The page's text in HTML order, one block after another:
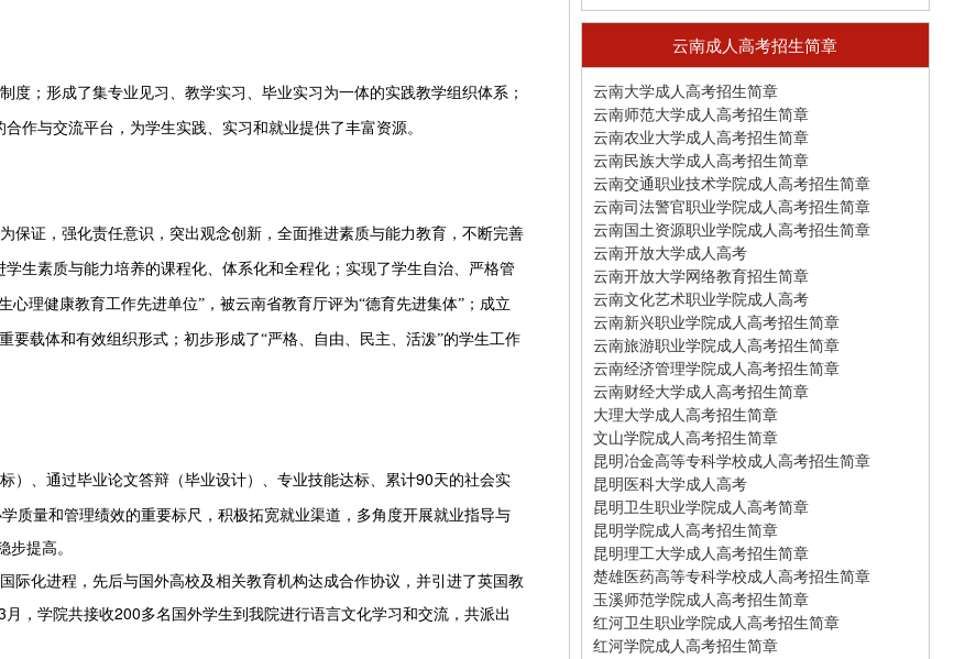
；形成了集专业见习、教学实习、毕业实习为一体的实践教学组织体系；
作与交流平台，为学生实践、实习和就业提供了丰富资源。
保证，强化责任意识，突出观念创新，全面推进素质与能力教育，不断完善
生素质与能力培养的课程化、体系化和全程化；实现了学生自治、严格管
心理健康教育工作先进单位”，被云南省教育厅评为“德育先进集体”；成立
载体和有效组织形式；初步形成了“严格、自由、民主、活泼”的学生工作
）、通过毕业论文答辩（毕业设计）、专业技能达标、累计90天的社会实
质量和管理绩效的重要标尺，积极拓宽就业渠道，多角度开展就业指导与
步提高。
际化进程，先后与国外高校及相关教育机构达成合作协议，并引进了英国教
月，学院共接收200多名国外学生到我院进行语言文化学习和交流，共派出
云南成人高考招生简章
云南大学成人高考招生简章
云南师范大学成人高考招生简章
云南农业大学成人高考招生简章
云南民族大学成人高考招生简章
云南交通职业技术学院成人高考招生简章
云南司法警官职业学院成人高考招生简章
云南国土资源职业学院成人高考招生简章
云南开放大学成人高考
云南开放大学网络教育招生简章
云南文化艺术职业学院成人高考
云南新兴职业学院成人高考招生简章
云南旅游职业学院成人高考招生简章
云南经济管理学院成人高考招生简章
云南财经大学成人高考招生简章
大理大学成人高考招生简章
文山学院成人高考招生简章
昆明冶金高等专科学校成人高考招生简章
昆明医科大学成人高考
昆明卫生职业学院成人高考简章
昆明学院成人高考招生简章
昆明理工大学成人高考招生简章
楚雄医药高等专科学校成人高考招生简章
玉溪师范学院成人高考招生简章
红河卫生职业学院成人高考招生简章
红河学院成人高考招生简章